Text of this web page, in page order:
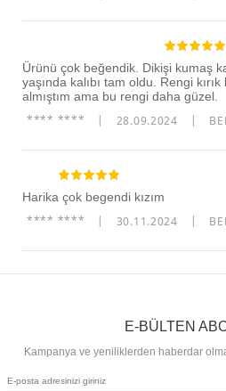
Ürünü çok beğendik. Dikişi kumaş
yaşında kalıbı tam oldu. Rengi
almıştım ama bu rengi daha güzel.
**** **** 28.09.2024
Harika çok begendi kızım
**** **** 30.11.2024
E-BÜLTEN
Kampanya ve yeniliklerden haberdar